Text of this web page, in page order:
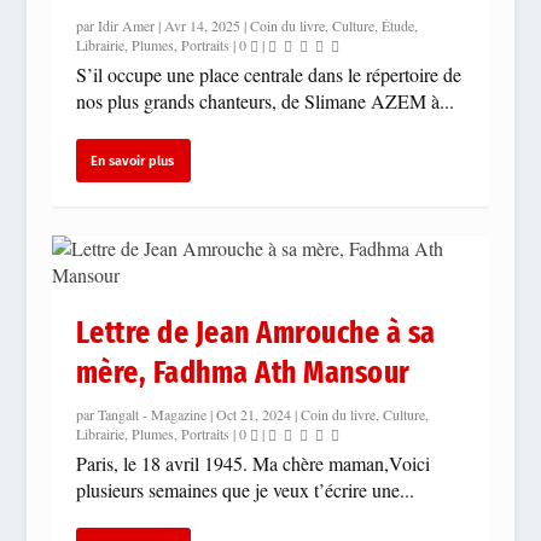
parIdir Amer|Avr 14, 2025 |Coin du livre,Culture,Étude,
Librairie,Plumes,Portraits |0 |
S’il occupe une place centrale dans le répertoire de
nos plus grands chanteurs, de Slimane AZEM à...
En savoir plus
Lettre de Jean Amrouche à sa
mère, Fadhma Ath Mansour
parTangalt - Magazine|Oct 21, 2024|Coin du livre,Culture,
Librairie,Plumes,Portraits |0 |
Paris, le 18 avril 1945. Ma chère maman,Voici
plusieurs semaines que je veux t’écrire une...